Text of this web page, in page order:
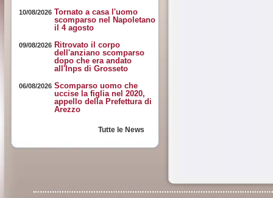
10/08/2026 Tornato a casa l'uomo
scomparso nel Napoletano
il 4 agosto
09/08/2026 Ritrovato il corpo
dell'anziano scomparso
dopo che era andato
all'Inps di Grosseto
06/08/2026 Scomparso uomo che
uccise la figlia nel 2020,
appello della Prefettura di
Arezzo
Tutte le News